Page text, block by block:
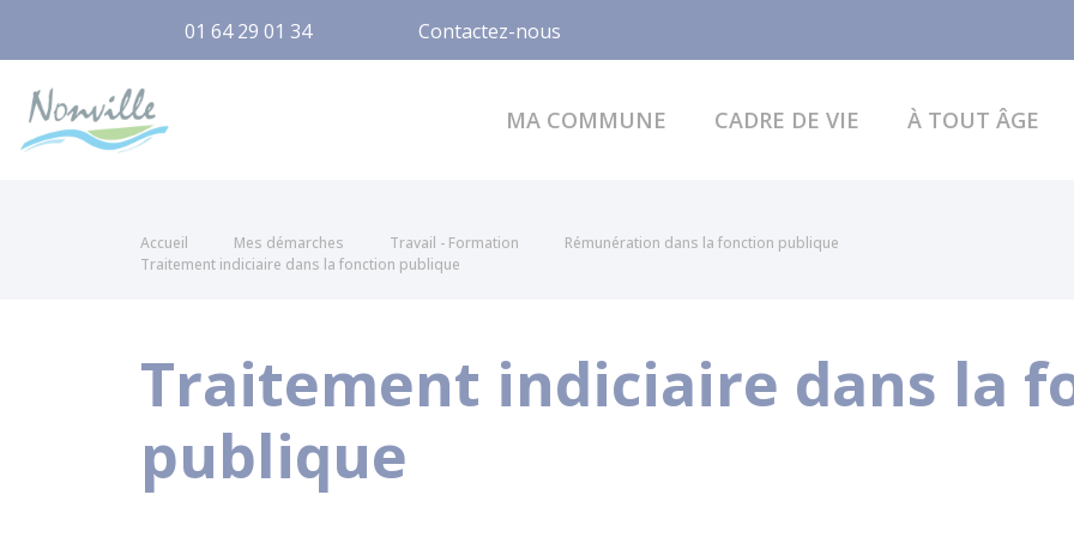
01 64 29 01 34 Contactez-nous
MA COMMUNE CADRE DE VIE À TOUT ÂGE
Accueil Mes démarches Travail - Formation
Rémunération dans la fonction publique
Traitement indiciaire dans la fonction publique
Traitement indiciaire dans la
publique